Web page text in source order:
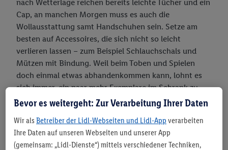
nach Wetterlage reichen bereits leichte Tücher und ein
Cap, an manchen Morgen muss es auch die
Wollausstattung samt Handschuhen sein. Setze am
besten auf Accessoires, die sich nicht so leicht
verlieren lassen – zum Beispiel Schlauchschals und
Mützen mit Bindung. Weil beim Toben und Spielen
doch einmal etwas abhandenkommen kann, lohnt es
sich immer, ein paar mehr Exemplare im Schrank zu
haben.
Bevor es weitergeht: Zur Verarbeitung Ihrer Daten
Wir als Betreiber der Lidl-Webseiten und Lidl-App verarbeiten
Ihre Daten auf unseren Webseiten und unserer App
(gemeinsam: „Lidl-Dienste“) mittels verschiedener Techniken,